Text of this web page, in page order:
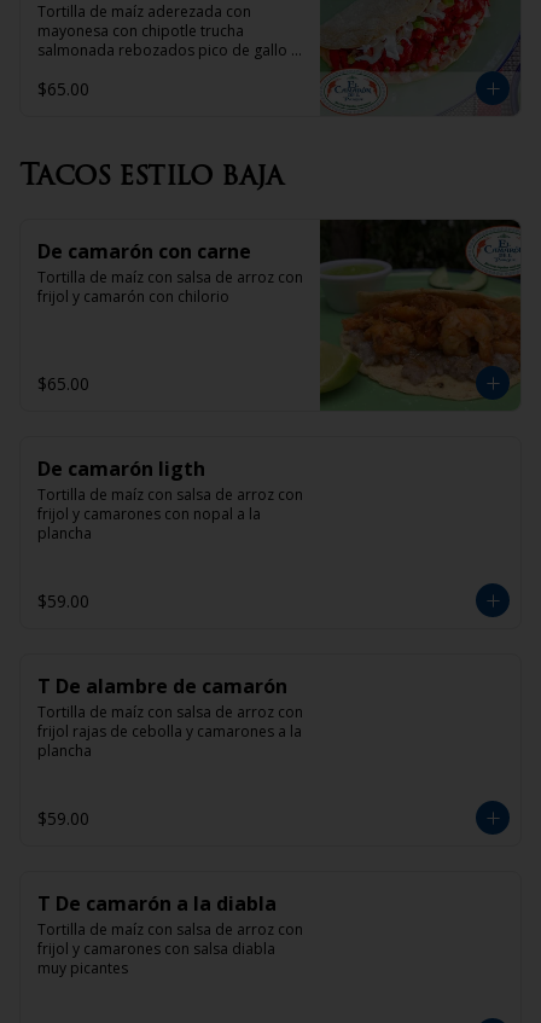
Tortilla de maíz aderezada con
mayonesa con chipotle trucha
salmonada rebozados pico de gallo y
$65.00
Tacos estilo baja
De camarón con carne
Tortilla de maíz con salsa de arroz con
frijol y camarón con chilorio
$65.00
De camarón ligth
Tortilla de maíz con salsa de arroz con
frijol y camarones con nopal a la
plancha
$59.00
T De alambre de camarón
Tortilla de maíz con salsa de arroz con
frijol rajas de cebolla y camarones a la
plancha
$59.00
T De camarón a la diabla
Tortilla de maíz con salsa de arroz con
frijol y camarones con salsa diabla
muy picantes